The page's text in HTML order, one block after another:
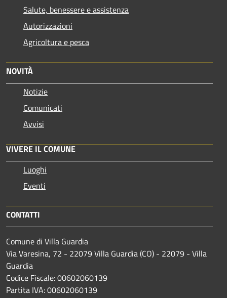
Salute, benessere e assistenza
Autorizzazioni
Agricoltura e pesca
NOVITÀ
Notizie
Comunicati
Avvisi
VIVERE IL COMUNE
Luoghi
Eventi
CONTATTI
Comune di Villa Guardia
Via Varesina, 72 - 22079 Villa Guardia (CO) - 22079 - Villa
Guardia
Codice Fiscale: 00602060139
Partita IVA: 00602060139